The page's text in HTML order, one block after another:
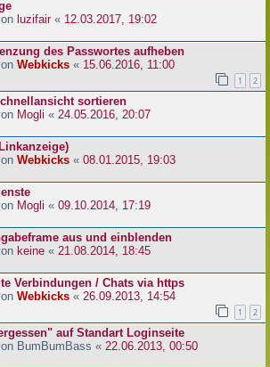
luzifair« 12.03.2017, 19:02
des Passwortes aufheben
Webkicks « 15.06.2016, 11:00
1 2
sortieren
Mogli « 24.05.2016, 20:07
Webkicks « 08.01.2015, 19:03
Mogli « 09.10.2014, 17:19
aus und einblenden
keine « 21.08.2014, 18:45
Verbindungen / Chats via https
Webkicks « 26.09.2013, 14:54
1 2
auf Standart Loginseite
BumBumBass « 22.06.2013, 00:50